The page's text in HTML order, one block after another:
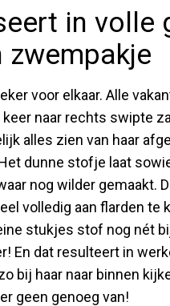
in volle
zwempakje
voor elkaar. Alle
keer naar rechts swipte
alles zien van haar
dunne stofje laat
nog wilder gemaakt.
volledig aan flarden te
stukjes stof nog nét
En dat resulteert in
bij haar naar binnen
geen genoeg van!